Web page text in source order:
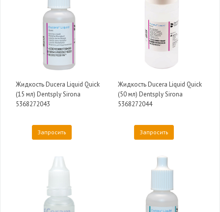
Жидкость Ducera Liquid Quick
(15 мл) Dentsply Sirona
5368272043
Запросить
Жидкость Ducera Liquid Quick
(50 мл) Dentsply Sirona
5368272044
Запросить